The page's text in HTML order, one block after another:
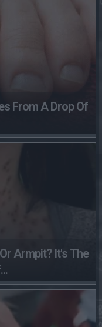
From A Drop Of
Armpit? It's The